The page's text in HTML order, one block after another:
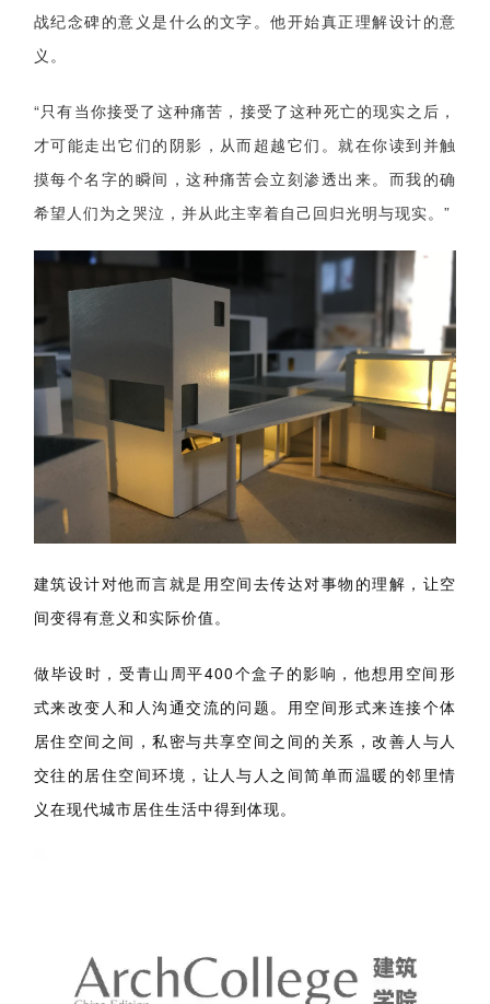
战纪念碑的意义是什么的文字。他开始真正理解设计的意
义。
“只有当你接受了这种痛苦，接受了这种死亡的现实之后，
才可能走出它们的阴影，从而超越它们。就在你读到并触
摸每个名字的瞬间，这种痛苦会立刻渗透出来。而我的确
希望人们为之哭泣，并从此主宰着自己回归光明与现实。”
建筑设计对他而言就是用空间去传达对事物的理解，让空
间变得有意义和实际价值。
做毕设时，受青山周平400个盒子的影响，他想用空间形
式来改变人和人沟通交流的问题。用空间形式来连接个体
居住空间之间，私密与共享空间之间的关系，改善人与人
交往的居住空间环境，让人与人之间简单而温暖的邻里情
义在现代城市居住生活中得到体现。